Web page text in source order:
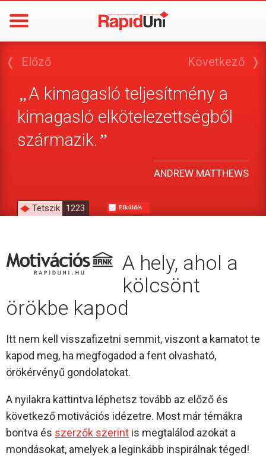
❬ Előző
„A kimagasló teljesítmény a
kimagasló elkötelezettségből
származik.”
ANDREW MATTHEWS
Következő ❭
Tetszik 1223 Elküldés
A hely, ahol a
kölcsönt
örökbe kapod
Itt nem kell visszafizetni semmit, viszont a kamatot te
kapod meg, ha megfogadod a fent olvasható,
örökérvényű gondolatokat.
A nyilakra kattintva léphetsz tovább az előző és
következő motivációs idézetre. Most már témákra
bontva és szerzők szerint is megtalálod azokat a
mondásokat, amelyek a leginkább inspirálnak téged!